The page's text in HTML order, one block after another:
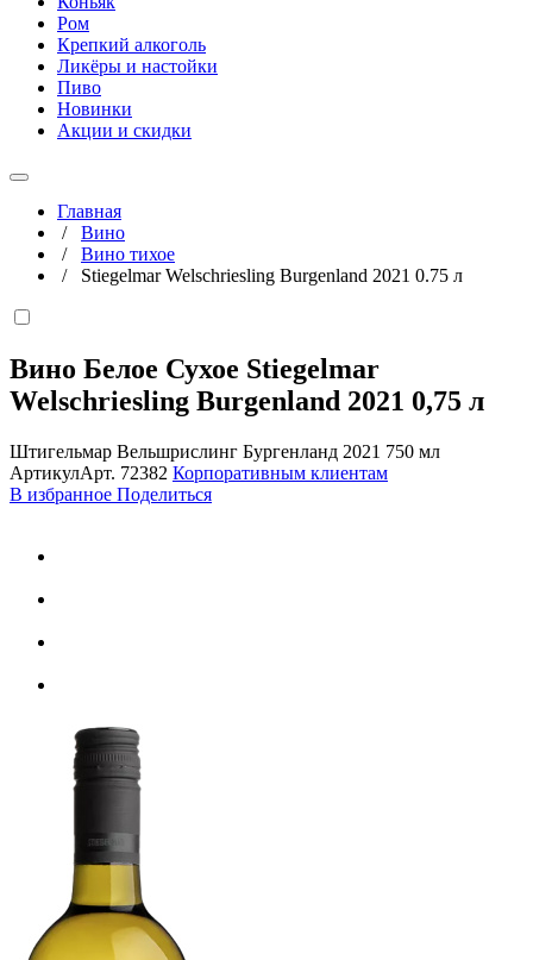
Ром
Крепкий алкоголь
Ликёры и настойки
Пиво
Новинки
Акции и скидки
Главная
/ Вино
/ Вино тихое
/ Stiegelmar Welschriesling Burgenland 2021 0.75 л
Вино Белое Сухое Stiegelmar
Welschriesling Burgenland 2021 0,75 л
Штигельмар Вельшрислинг Бургенланд 2021 750 мл
АртикулАрт. 72382 Корпоративным клиентам
В избранное Поделиться